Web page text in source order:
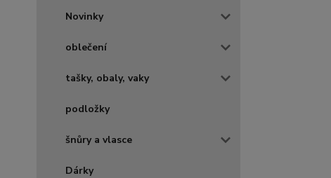
Novinky
oblečení
tašky, obaly, vaky
podložky
šnůry a vlasce
Dárky